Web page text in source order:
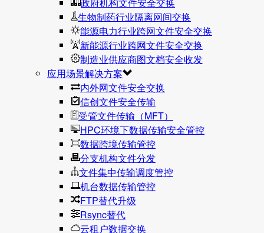
生物制药行业隔离网间交换
能源电力行业跨网文件安全交换
新能源行业跨网文件安全交换
制造业供应商图文档安全收发
应用场景解决方案
内外网文件安全交换
信创文件安全传输
受管文件传输（MFT）
HPC环境下数据传输安全管控
数据跨境传输管控
分支机构文件分发
文件集中传输调度管控
机台数据传输管控
FTP替代升级
Rsync替代
云租户数据交换